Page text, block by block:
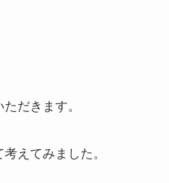
だきます。
えてみました。